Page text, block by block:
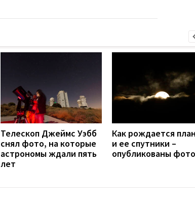
Телескоп Джеймс Уэбб
снял фото, на которые
астрономы ждали пять
лет
Как рождается
и ее спутники –
опубликованы фото